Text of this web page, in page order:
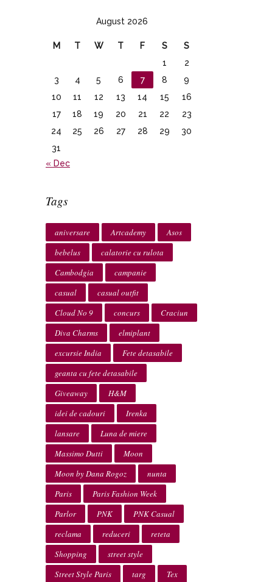
August 2026
M T W T F S
S
1
2
3
4 5 6 7 8
9
10
11 12 13 14 15
16
17
18 19 20 21 22
23
24
25 26 27 28 29
30
31
« Dec
Tags
aniversare Artcademy
Asos
bebelus
calatorie cu rulota
Cambodgia
campanie
casual
casual outfit
Cloud No 9
concurs
Craciun
Diva Charms
elmiplant
excursie India
Fete detasabile
geanta cu fete detasabile
Giveaway
H&M
idei de cadouri
Irenka
lansare
Luna de miere
Massimo Dutti
Moon
Moon by Dana Rogoz
nunta
Paris
Paris Fashion Week
Parlor
PNK
PNK Casual
reclama
reduceri
reteta
Shopping
street style
Street Style Paris
targ Tex